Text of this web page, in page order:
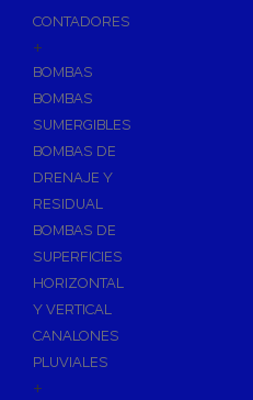
CONTADORES
+
BOMBAS
BOMBAS
SUMERGIBLES
BOMBAS DE
DRENAJE Y
RESIDUAL
BOMBAS DE
SUPERFICIES
HORIZONTAL
Y VERTICAL
CANALONES
PLUVIALES
+